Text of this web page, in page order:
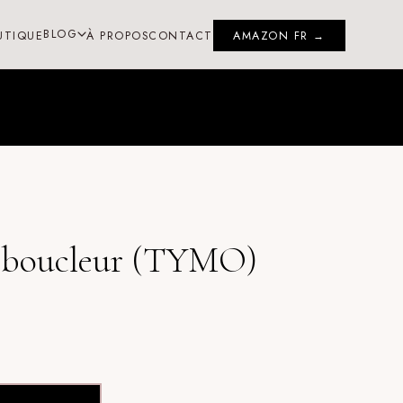
BLOG À PROPOSCONTACT AMAZON FR →
(TYMO)